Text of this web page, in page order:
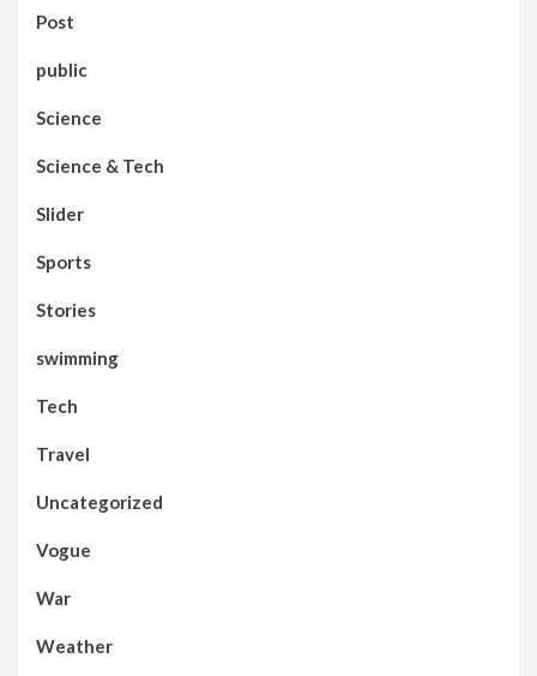
Post
public
Science
Science & Tech
Slider
Sports
Stories
swimming
Tech
Travel
Uncategorized
Vogue
War
Weather